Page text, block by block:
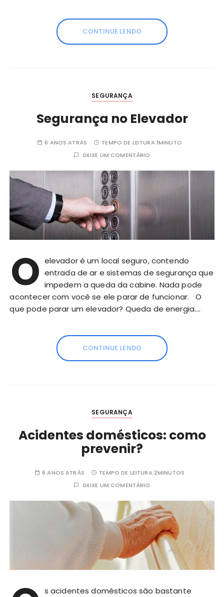
CONTINUE LENDO
SEGURANÇA
Segurança no Elevador
6 ANOS ATRÁS TEMPO DE LEITURA:1MINUTO
DEIXE UM COMENTÁRIO
O elevador é um local seguro, contendo
entrada de ar e sistemas de segurança que
impedem a queda da cabine. Nada pode
acontecer com você se ele parar de funcionar. O
que pode parar um elevador? Queda de energia….
CONTINUE LENDO
SEGURANÇA
Acidentes domésticos: como
prevenir?
6 ANOS ATRÁS TEMPO DE LEITURA:2MINUTOS
DEIXE UM COMENTÁRIO
s acidentes domésticos são bastante